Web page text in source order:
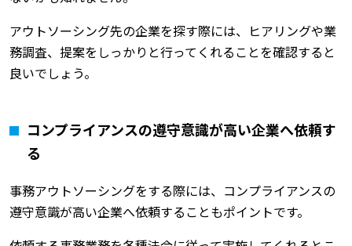
アウトソーシング先の企業を探す際には、ヒアリングや業
務調査、提案をしっかりと行ってくれることを確認すると
良いでしょう。
コンプライアンスの遵守意識が高い企業へ依頼す
る
事務アウトソーシングをする際には、コンプライアンスの
遵守意識が高い企業へ依頼することもポイントです。